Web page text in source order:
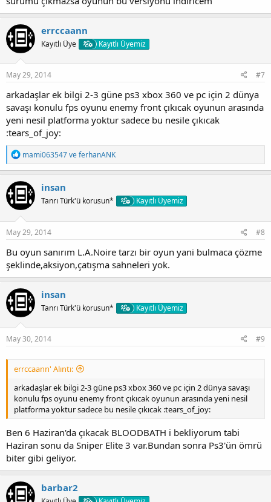
errccaann
Kayıtlı Üye Kayıtlı Üyemiz
May 29, 2014 #7
arkadaşlar ek bilgi 2-3 güne ps3 xbox 360 ve pc için 2 dünya
savaşı konulu fps oyunu enemy front çıkıcak oyunun arasında
yeni nesil platforma yoktur sadece bu nesile çıkıcak
:tears_of_joy:
T
e
p
k
i
l
e
r
:
mami063547veferhanANK
insan
Tanrı Türk'ü korusun* Kayıtlı Üyemiz
May 29, 2014 #8
Bu oyun sanırım L.A.Noire tarzı bir oyun yani bulmaca çözme
şeklinde,aksiyon,çatışma sahneleri yok.
insan
Tanrı Türk'ü korusun* Kayıtlı Üyemiz
May 30, 2014 #9
errccaann' Alıntı:
arkadaşlar ek bilgi 2-3 güne ps3 xbox 360 ve pc için 2 dünya savaşı
konulu fps oyunu enemy front çıkıcak oyunun arasında yeni nesil
platforma yoktur sadece bu nesile çıkıcak :tears_of_joy:
Ben 6 Haziran'da çıkacak BLOODBATH i bekliyorum tabi
Haziran sonu da Sniper Elite 3 var.Bundan sonra Ps3'ün ömrü
biter gibi geliyor.
barbar2